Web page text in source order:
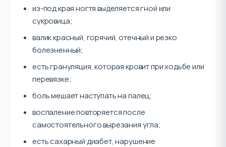
из-под края ногтя выделяется гной или
сукровица;
валик красный, горячий, отечный и резко
болезненный;
есть грануляция, которая кровит при ходьбе или
перевязке;
боль мешает наступать на палец;
воспаление повторяется после
самостоятельного вырезания угла;
есть сахарный диабет, нарушение